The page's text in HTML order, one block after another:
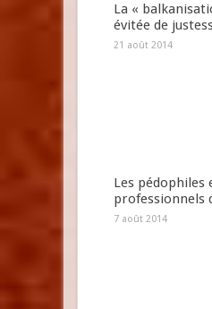
La «
évitée de
21 août 2014
Les pédophiles
professionnels
7 août 2014